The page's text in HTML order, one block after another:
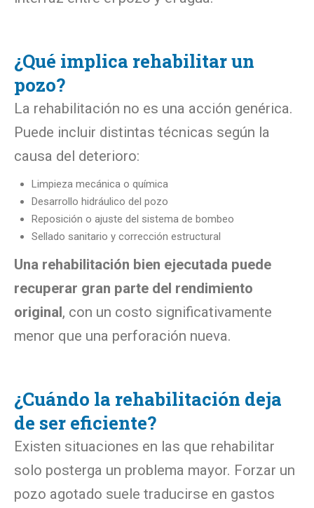
¿Qué implica rehabilitar un
pozo?
La rehabilitación no es una acción genérica.
Puede incluir distintas técnicas según la
causa del deterioro:
Limpieza mecánica o química
Desarrollo hidráulico del pozo
Reposición o ajuste del sistema de bombeo
Sellado sanitario y corrección estructural
Una rehabilitación bien ejecutada puede
recuperar gran parte del rendimiento
original, con un costo significativamente
menor que una perforación nueva.
¿Cuándo la rehabilitación deja
de ser eficiente?
Existen situaciones en las que rehabilitar
solo posterga un problema mayor. Forzar un
pozo agotado suele traducirse en gastos